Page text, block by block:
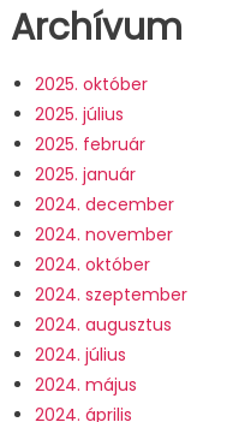
Archívum
2025. október
2025. július
2025. február
2025. január
2024. december
2024. november
2024. október
2024. szeptember
2024. augusztus
2024. július
2024. május
2024. április